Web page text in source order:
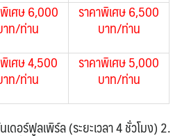
เศษ 6,000
ท/ท่าน
ราคาพิเศษ 6,500
บาท/ท่าน
เศษ 4,500
ท/ท่าน
ราคาพิเศษ 5,000
บาท/ท่าน
เดอร์ฟูลเพิร์ล (ระยะเวลา 4 ชั่วโมง) 2.